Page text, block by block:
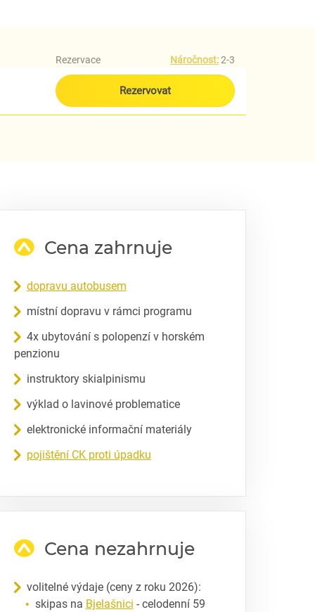
Rezervace Náročnost:2-3
Rezervovat
Cena zahrnuje
dopravu autobusem
místní dopravu v rámci programu
4x ubytování s polopenzí v horském
penzionu
instruktory skialpinismu
výklad o lavinové problematice
elektronické informační materiály
pojištění CK proti úpadku
Cena nezahrnuje
volitelné výdaje (ceny z roku 2026):
skipas na Bjelašnici - celodenní 59